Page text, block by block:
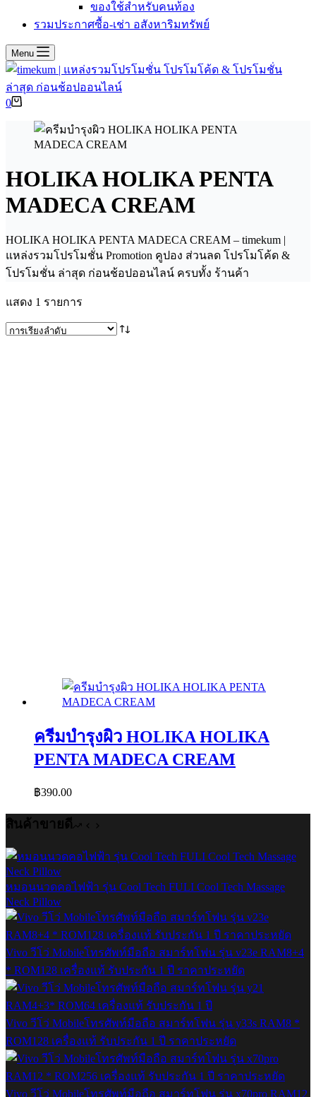
ของใช้สำหรับคนท้อง
รวมประกาศซื้อ-เช่า อสังหาริมทรัพย์
Menu
Shopping
0
HOLIKA HOLIKA PENTA
MADECA CREAM
HOLIKA HOLIKA PENTA MADECA CREAM – timekum |
แหล่งรวมโปรโมชั่น Promotion คูปอง ส่วนลด โปรโมโค้ด &
โปรโมชั่น ล่าสุด ก่อนช้อปออนไลน์ ครบทั้ง ร้านค้า
แสดง 1 รายการ
ครีมบำรุงผิว HOLIKA HOLIKA
PENTA MADECA CREAM
฿390.00
สินค้าขายดี
หมอนนวดคอไฟฟ้า รุ่น Cool Tech FULI Cool Tech Massage
Neck Pillow
Vivo วีโว่ Mobileโทรศัพท์มือถือ สมาร์ทโฟน รุ่น v23e RAM8+4
* ROM128 เครื่องแท้ รับประกัน 1 ปี ราคาประหยัด
Vivo วีโว่ Mobileโทรศัพท์มือถือ สมาร์ทโฟน รุ่น y33s RAM8 *
ROM128 เครื่องแท้ รับประกัน 1 ปี ราคาประหยัด
Vivo วีโว่ Mobileโทรศัพท์มือถือ สมาร์ทโฟน รุ่น x70pro RAM12